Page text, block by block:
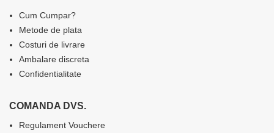
Cum Cumpar?
Metode de plata
Costuri de livrare
Ambalare discreta
Confidentialitate
COMANDA DVS.
Regulament Vouchere